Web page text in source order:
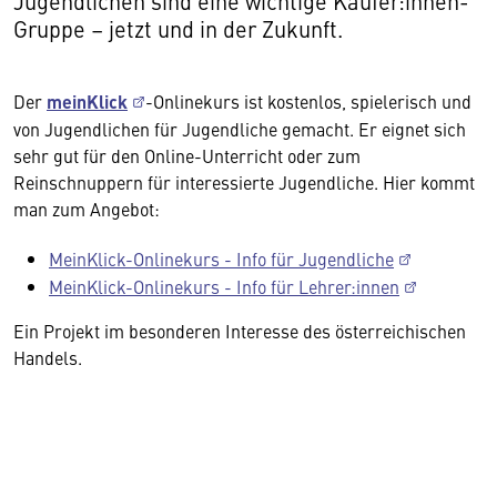
Gruppe – jetzt und in der Zukunft.
Der meinKlick
-Onlinekurs ist kostenlos, spielerisch und
von Jugendlichen für Jugendliche gemacht. Er eignet sich
sehr gut für den Online-Unterricht oder zum
Reinschnuppern für interessierte Jugendliche. Hier kommt
man zum Angebot:
MeinKlick-Onlinekurs - Info für Jugendliche
MeinKlick-Onlinekurs - Info für Lehrer:innen
Ein Projekt im besonderen Interesse des österreichischen
Handels.